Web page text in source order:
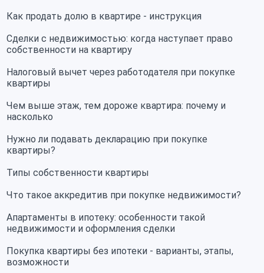
Как продать долю в квартире - инструкция
Сделки с недвижимостью: когда наступает право
собственности на квартиру
Налоговый вычет через работодателя при покупке
квартиры
Чем выше этаж, тем дороже квартира: почему и
насколько
Нужно ли подавать декларацию при покупке
квартиры?
Типы собственности квартиры
Что такое аккредитив при покупке недвижимости?
Апартаменты в ипотеку: особенности такой
недвижимости и оформления сделки
Покупка квартиры без ипотеки - варианты, этапы,
возможности